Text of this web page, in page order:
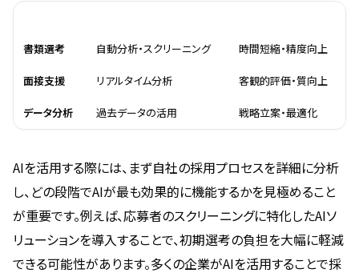
書類選考 自動分析・スクリーニング 時間短縮・精度向上
面接支援 リアルタイム分析 客観的評価・質向上
データ分析 過去データの活用 戦略立案・最適化
AIを活用する際には、まず自社の採用プロセスを詳細に分析
し、どの段階でAIが最も効果的に機能するかを見極めること
が重要です。例えば、応募者のスクリーニングに特化したAIソ
リューションを導入することで、初期選考の負担を大幅に軽減
できる可能性があります。多くの企業がAIを活用することで採